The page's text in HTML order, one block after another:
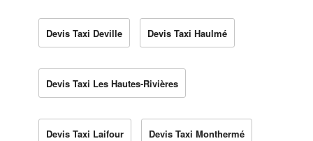
Devis Taxi Deville Devis Taxi Haulmé
Devis Taxi Les Hautes-Rivières
Devis Taxi Laifour Devis Taxi Monthermé